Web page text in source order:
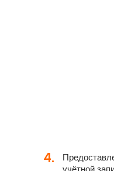
4.
учётной